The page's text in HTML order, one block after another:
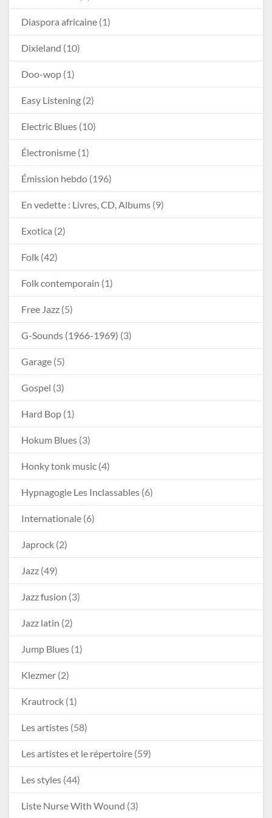
Diaspora africaine (1)
Dixieland (10)
Doo-wop (1)
Easy Listening (2)
Electric Blues (10)
Électronisme (1)
Émission hebdo (196)
En vedette : Livres, CD, Albums (9)
Exotica (2)
Folk (42)
Folk contemporain (1)
Free Jazz (5)
G-Sounds (1966-1969) (3)
Garage (5)
Gospel (3)
Hard Bop (1)
Hokum Blues (3)
Honky tonk music (4)
Hypnagogie Les Inclassables (6)
Internationale (6)
Japrock (2)
Jazz (49)
Jazz fusion (3)
Jazz latin (2)
Jump Blues (1)
Klezmer (2)
Krautrock (1)
Les artistes (58)
Les artistes et le répertoire (59)
Les styles (44)
Liste Nurse With Wound (3)